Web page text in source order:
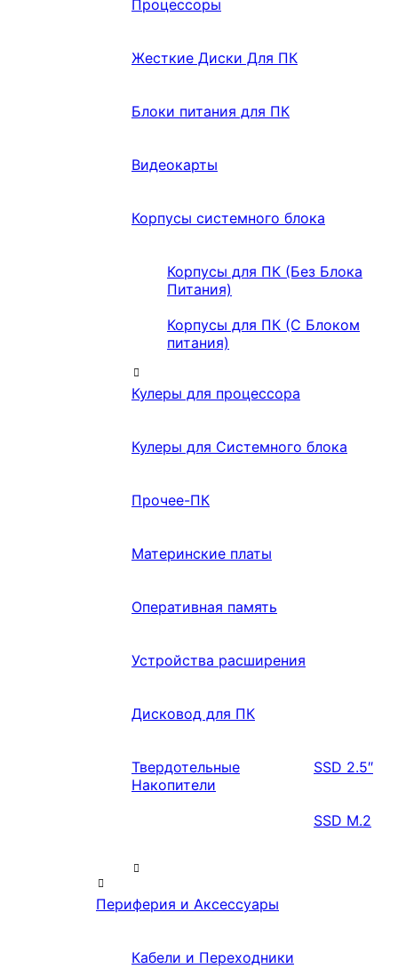
Процессоры
Жесткие Диски Для ПК
Блоки питания для ПК
Видеокарты
Корпусы системного блока
Корпусы для ПК (Без Блока
Питания)
Корпусы для ПК (С Блоком
питания)
Кулеры для процессора
Кулеры для Системного блока
Прочее-ПК
Материнские платы
Оперативная память
Устройства расширения
Дисковод для ПК
Твердотельные
Накопители
SSD 2.5″
SSD M.2
Периферия и Аксессуары
Кабели и Переходники